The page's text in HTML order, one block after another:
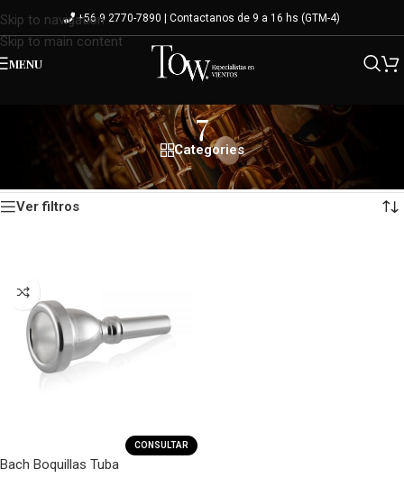
Skip to navigation
Skip to main content
+56 9 2770-7890 | Contactanos de 9 a 16 hs (GTM-4)
MENU
7
Categories
Variante del producto/7 Mostrando el único resultado
Ver filtros
CONSULTAR
Bach Boquillas Tuba